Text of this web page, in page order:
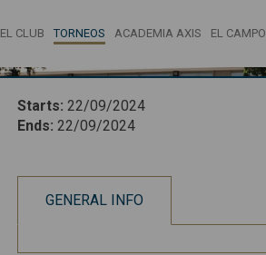
EL CLUB TORNEOS ACADEMIA AXIS EL CAMPO
Starts: 22/09/2024
Ends: 22/09/2024
GENERAL INFO